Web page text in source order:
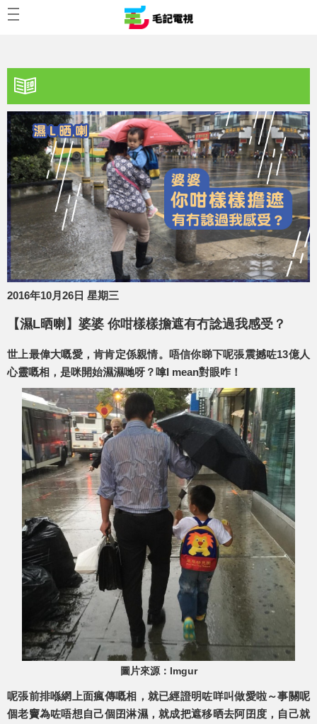
2016年10月26日 星期三
【濕L晒喇】婆婆 你咁樣樣擔遮有冇諗過我感受？
世上最偉大嘅愛，肯肯定係親情。唔信你睇下呢張震撼咗13億人
心靈嘅相，是咪開始濕濕哋呀？嗱I mean對眼咋！
圖片來源：Imgur
呢張前排喺網上面瘋傳嘅相，就已經證明咗咩叫做愛啦～事關呢
個老竇為咗唔想自己個囝淋濕，就成把遮移晒去阿囝度，自己就